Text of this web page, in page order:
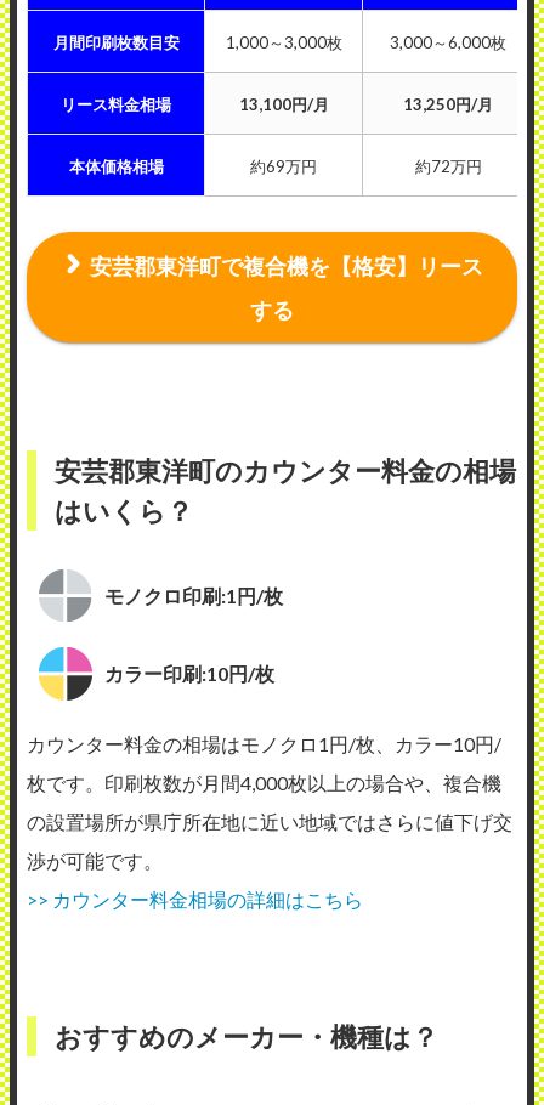
月間印刷枚数目安 1,000～3,000枚 3,000～6,000枚
リース料金相場 13,100円/月 13,250円/月
本体価格相場 約69万円 約72万円
安芸郡東洋町で複合機を【格安】リース
する
安芸郡東洋町のカウンター料金の相場
はいくら？
モノクロ印刷:1円/枚
カラー印刷:10円/枚
カウンター料金の相場はモノクロ1円/枚、カラー10円/
枚です。印刷枚数が月間4,000枚以上の場合や、複合機
の設置場所が県庁所在地に近い地域ではさらに値下げ交
渉が可能です。
>> カウンター料金相場の詳細はこちら
おすすめのメーカー・機種は？